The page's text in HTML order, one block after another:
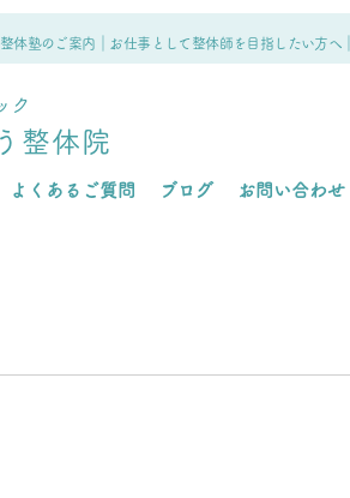
お仕事として整体師を目指したい方へ｜
体塾のご案内｜
ク
整体院
よくあるご質問 ブログ お問い合わせ